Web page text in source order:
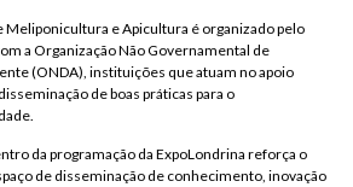
Meliponicultura e Apicultura é organizado pelo
a Organização Não Governamental de
(ONDA), instituições que atuam no apoio
de boas práticas para o
da programação da ExpoLondrina reforça o
de disseminação de conhecimento, inovação